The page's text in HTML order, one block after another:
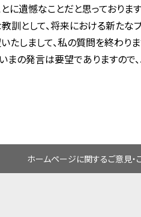
に遺憾なことだと思っております
訓として、将来における新た
たしまして、私の質問を終わりま
の発言は要望でありますので
ホームページに関するご意見・